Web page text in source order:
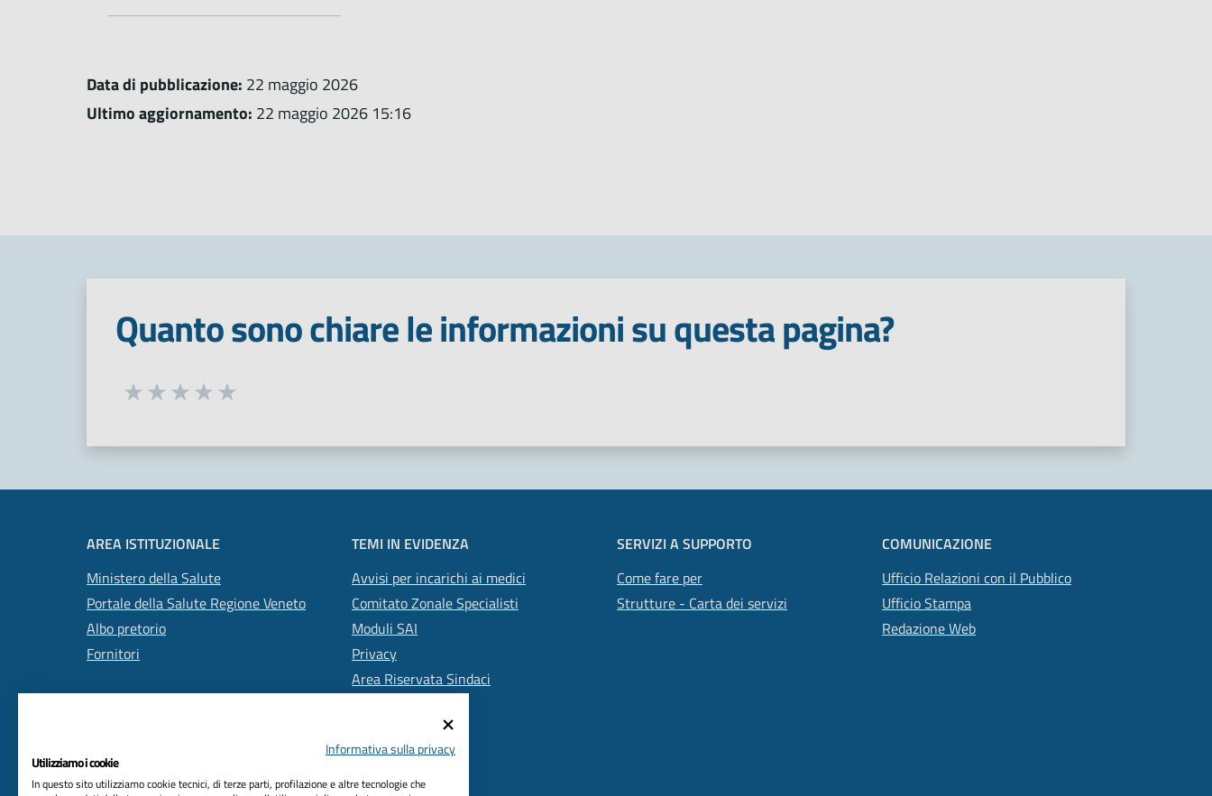
Data di pubblicazione: 22 maggio 2026
Ultimo aggiornamento: 22 maggio 2026 15:16
Quanto sono chiare le informazioni su questa pagina?
Seleziona una valutazione da 1 a 5 stelle
AREA ISTITUZIONALE
Ministero della Salute
Portale della Salute Regione Veneto
Albo pretorio
Fornitori
TEMI IN EVIDENZA
Avvisi per incarichi ai medici
Comitato Zonale Specialisti
Moduli SAI
Privacy
Area Riservata Sindaci
SERVIZI A SUPPORTO
Come fare per
Strutture - Carta dei servizi
COMUNICAZIONE
Ufficio Relazioni con il Pubblico
Ufficio Stampa
Redazione Web
Informativa sulla privacy
Utilizziamo i cookie
In questo sito utilizziamo cookie tecnici, di terze parti, profilazione e altre tecnologie che